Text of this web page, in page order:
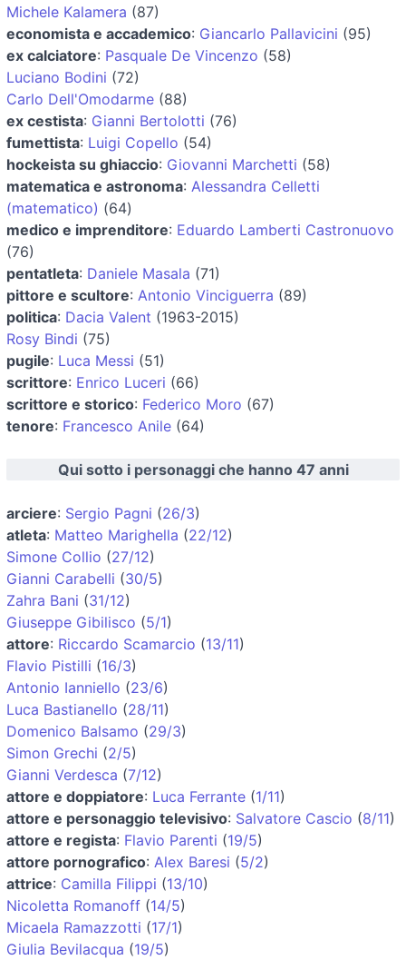
Michele Kalamera (87)
economista e accademico: Giancarlo Pallavicini (95)
ex calciatore: Pasquale De Vincenzo (58)
Luciano Bodini (72)
Carlo Dell'Omodarme (88)
ex cestista: Gianni Bertolotti (76)
fumettista: Luigi Copello (54)
hockeista su ghiaccio: Giovanni Marchetti (58)
matematica e astronoma: Alessandra Celletti
(matematico) (64)
medico e imprenditore: Eduardo Lamberti Castronuovo
(76)
pentatleta: Daniele Masala (71)
pittore e scultore: Antonio Vinciguerra (89)
politica: Dacia Valent (1963-2015)
Rosy Bindi (75)
pugile: Luca Messi (51)
scrittore: Enrico Luceri (66)
scrittore e storico: Federico Moro (67)
tenore: Francesco Anile (64)
Qui sotto i personaggi che hanno 47 anni
arciere: Sergio Pagni (26/3)
atleta: Matteo Marighella (22/12)
Simone Collio (27/12)
Gianni Carabelli (30/5)
Zahra Bani (31/12)
Giuseppe Gibilisco (5/1)
attore: Riccardo Scamarcio (13/11)
Flavio Pistilli (16/3)
Antonio Ianniello (23/6)
Luca Bastianello (28/11)
Domenico Balsamo (29/3)
Simon Grechi (2/5)
Gianni Verdesca (7/12)
attore e doppiatore: Luca Ferrante (1/11)
attore e personaggio televisivo: Salvatore Cascio (8/11)
attore e regista: Flavio Parenti (19/5)
attore pornografico: Alex Baresi (5/2)
attrice: Camilla Filippi (13/10)
Nicoletta Romanoff (14/5)
Micaela Ramazzotti (17/1)
Giulia Bevilacqua (19/5)